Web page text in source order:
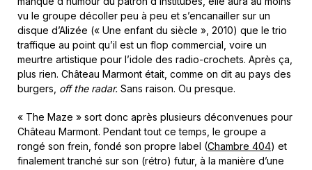
vu le groupe décoller peu à peu et s’encanailler sur un
disque d’Alizée (« Une enfant du siècle », 2010) que le trio
traffique au point qu’il est un flop commercial, voire un
meurtre artistique pour l’idole des radio-crochets. Après ça,
plus rien. Château Marmont était, comme on dit au pays des
burgers, off the radar. Sans raison. Ou presque.
« The Maze » sort donc après plusieurs déconvenues pour
Château Marmont. Pendant tout ce temps, le groupe a
rongé son frein, fondé son propre label (Chambre 404) et
finalement tranché sur son (rétro) futur, à la manière d’une